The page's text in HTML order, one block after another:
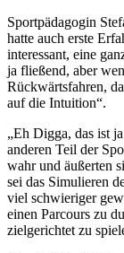
Sportpädagogin
hatte auch erste
interessant, eine
ja fließend, aber
Rückwärtsfahren,
auf die Intuition“.
„Eh Digga, das ist
anderen Teil der
wahr und äußerten
sei das Simulieren
viel schwieriger
einen Parcours zu
zielgerichtet zu